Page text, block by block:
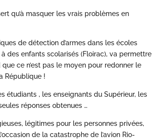
qu’à masquer les vrais problèmes en
de détection d’armes dans les écoles
des enfants scolarisés (Floirac), va permettre
ce n’est pas le moyen pour redonner le
République !
étudiants , les enseignants du Supérieur, les
réponses obtenues …
légitimes pour les personnes privées,
de la catastrophe de l’avion Rio-